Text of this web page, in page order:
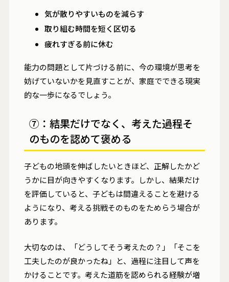
気が散りやすいものを減らす
取り組む時間を短く区切る
疲れすぎる前に休む
能力の問題として片づける前に、今の環境が思考を
妨げていないかを見直すことが、家庭でできる現実
的な一歩になるでしょう。
⑦：結果だけでなく、考えた過程そ
のものを認めて褒める
子どもの地頭を伸ばしたいときほど、正解したかど
うかに目が向きやすくなります。しかし、結果だけ
を評価していると、子どもは間違えることを避ける
ようになり、考える挑戦そのものをためらう場合が
あります。
大切なのは、「どうしてそう考えたの？」「そこを
工夫したのが良かったね」と、過程に注目して声を
かけることです。考えた道筋を認められる経験が増